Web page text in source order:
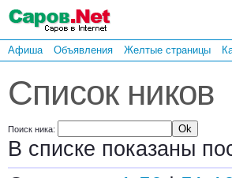
Афиша Объявления Желтые страницы
Список ников
Поиск ника:
В списке показаны